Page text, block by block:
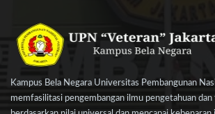
Kampus Bela Negara Universitas Pembangunan
memfasilitasi pengembangan ilmu pengetahuan